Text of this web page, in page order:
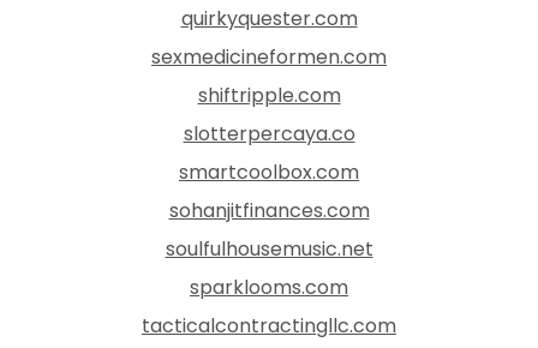
quirkyquester.com
sexmedicineformen.com
shiftripple.com
slotterpercaya.co
smartcoolbox.com
sohanjitfinances.com
soulfulhousemusic.net
sparklooms.com
tacticalcontractingllc.com